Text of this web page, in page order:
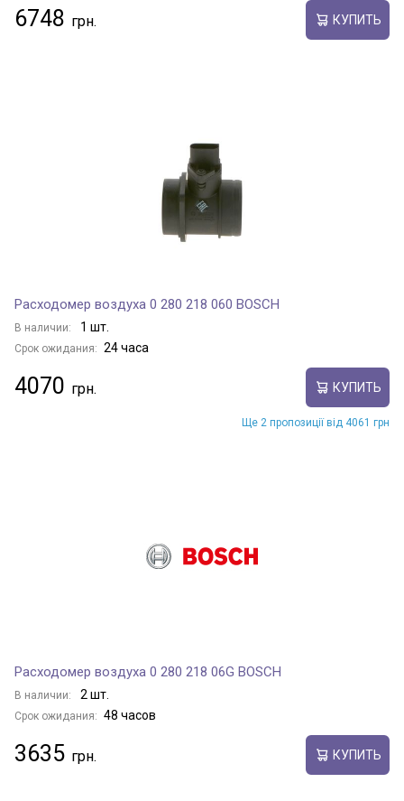
6748 КУПИТЬ
Расходомер воздуха 0 280 218 060 BOSCH
В наличии: 1 шт.
Срок ожидания: 24 часа
4070 КУПИТЬ
Ще 2 пропозиції від 4061 грн
Расходомер воздуха 0 280 218 06G BOSCH
В наличии: 2 шт.
Срок ожидания: 48 часов
3635 КУПИТЬ